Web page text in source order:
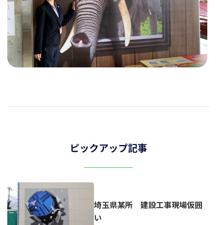
ピックアップ記事
埼玉県某所 建設工事現場仮囲
い